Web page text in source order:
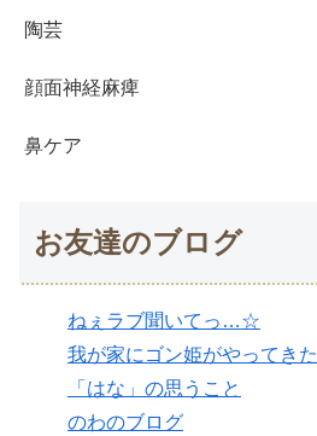
陶芸
顔面神経麻痺
鼻ケア
お友達のブログ
ねぇラブ聞いてっ…☆
我が家にゴン姫がやってきた
「はな」の思うこと
のわのブログ